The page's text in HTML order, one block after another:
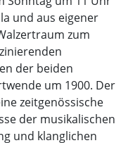
und aus eigener
zum
der beiden
um 1900. Der
zeitgenössische
der musikalischen
und klanglichen